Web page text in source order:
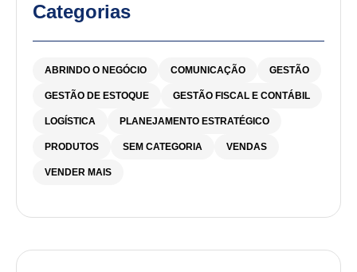
Categorias
ABRINDO O NEGÓCIO COMUNICAÇÃO GESTÃO
GESTÃO DE ESTOQUE GESTÃO FISCAL E CONTÁBIL
LOGÍSTICA PLANEJAMENTO ESTRATÉGICO
PRODUTOS SEM CATEGORIA VENDAS
VENDER MAIS